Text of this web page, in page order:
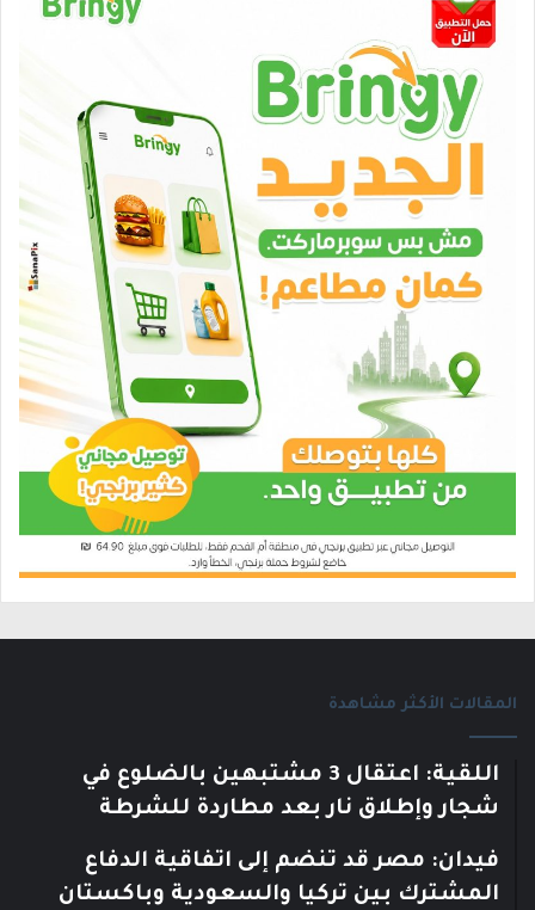
المقالات الأكثر مشاهدة
اللقية: اعتقال 3 مشتبهين بالضلوع في
شجار وإطلاق نار بعد مطاردة للشرطة
فيدان: مصر قد تنضم إلى اتفاقية الدفاع
المشترك بين تركيا والسعودية وباكستان